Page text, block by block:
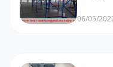
06/05/